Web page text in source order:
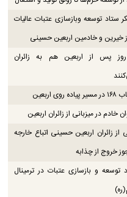
ستاد توسعه وبازسازی عتبات عالیات
خیرین و خادمین اربعین حسینی
موکب‌ها تا ۲ روز پس از اربعین هم به زائران
در میزبانی از زائران اربعین
از زائران اربعین حسینی اتباع خارجه
خروج از چذابه
توسعه و بازسازی عتبات در ترمینال